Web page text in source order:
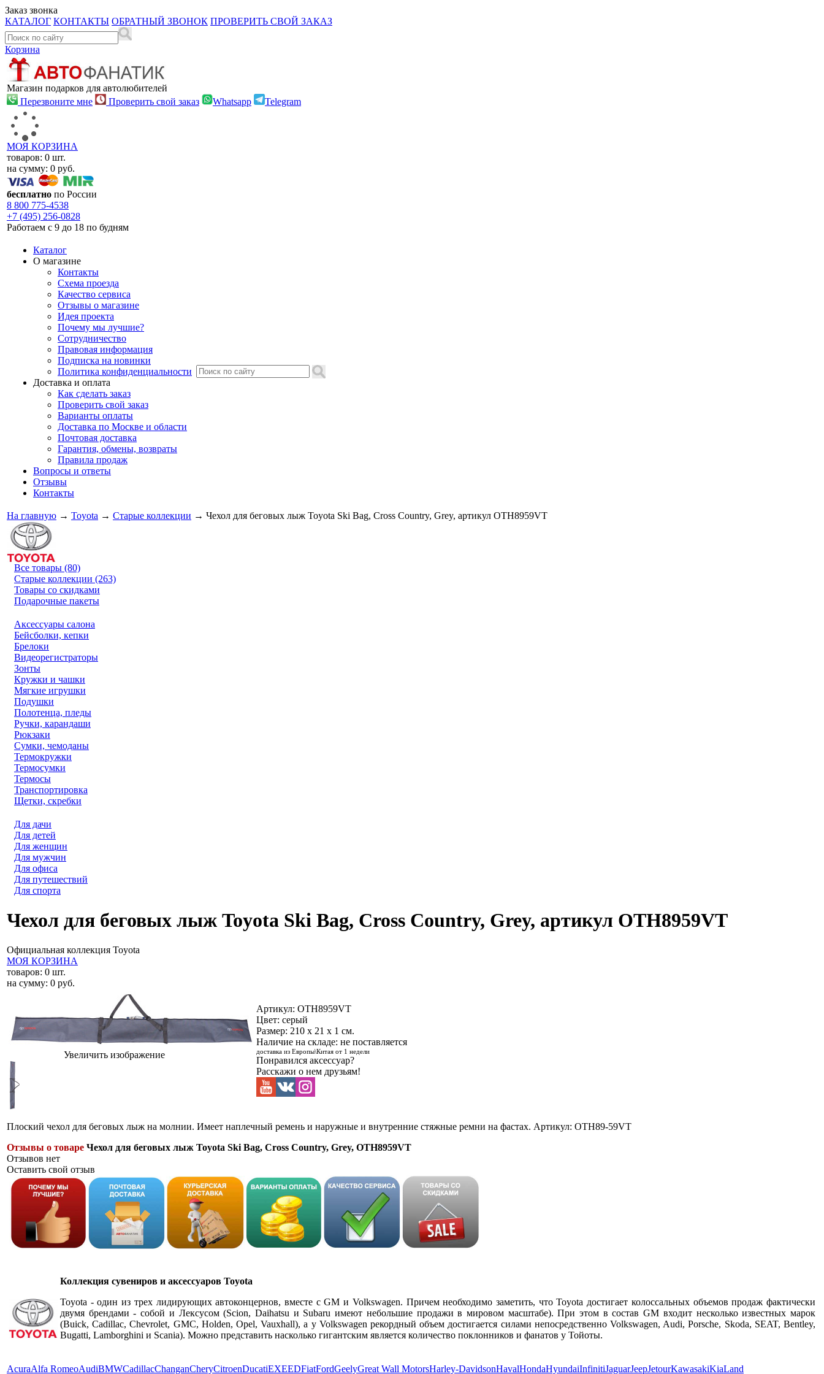
Заказ звонка
КАТАЛОГ КОНТАКТЫ ОБРАТНЫЙ ЗВОНОК ПРОВЕРИТЬ СВОЙ ЗАКАЗ
Корзина
Магазин подарков для автолюбителей
Перезвоните мне
Проверить свой заказ Whatsapp Telegram
МОЯ КОРЗИНА
товаров: 0 шт.
на сумму: 0 руб.
бесплатно по России
8 800 775-4538
+7 (495) 256-0828
Работаем с 9 до 18 по будням
Каталог
О магазине
Контакты
Схема проезда
Качество сервиса
Отзывы о магазине
Идея проекта
Почему мы лучшие?
Сотрудничество
Правовая информация
Подписка на новинки
Политика конфиденциальности
Доставка и оплата
Как сделать заказ
Проверить свой заказ
Варианты оплаты
Доставка по Москве и области
Почтовая доставка
Гарантия, обмены, возвраты
Правила продаж
Вопросы и ответы
Отзывы
Контакты
На главную → Toyota → Старые коллекции → Чехол для беговых лыж Toyota Ski Bag, Cross Country, Grey, артикул OTH8959VT
Все товары (80)
Старые коллекции (263)
Товары со скидками
Подарочные пакеты
Аксессуары салона
Бейсболки, кепки
Брелоки
Видеорегистраторы
Зонты
Кружки и чашки
Мягкие игрушки
Подушки
Полотенца, пледы
Ручки, карандаши
Рюкзаки
Сумки, чемоданы
Термокружки
Термосумки
Термосы
Транспортировка
Щетки, скребки
Для дачи
Для детей
Для женщин
Для мужчин
Для офиса
Для путешествий
Для спорта
Чехол для беговых лыж Toyota Ski Bag, Cross Country, Grey, артикул OTH8959VT
Официальная коллекция Toyota
МОЯ КОРЗИНА
товаров: 0 шт.
на сумму: 0 руб.
Увеличить изображение
Артикул: OTH8959VT
Цвет: серый
Размер: 210 х 21 х 1 см.
Наличие на складе: не поставляется
доставка из Европы\Китая от 1 недели
Понравился аксессуар?
Расскажи о нем друзьям!
Плоский чехол для беговых лыж на молнии. Имеет наплечный ремень и наружные и внутренние стяжные ремни на фастах. Артикул: OTH89-59VT
Отзывы о товаре Чехол для беговых лыж Toyota Ski Bag, Cross Country, Grey, OTH8959VT
Отзывов нет
Оставить свой отзыв
Коллекция сувениров и аксессуаров Toyota
Toyota - один из трех лидирующих автоконцернов, вместе с GM и Volkswagen. Причем необходимо заметить, что Toyota достигает колоссальных объемов продаж фактически
двумя брендами - собой и Лексусом (Scion, Daihatsu и Subaru имеют небольшие продажи в мировом масштабе). При этом в состав GM входит несколько известных марок
(Buick, Cadillac, Chevrolet, GMC, Holden, Opel, Vauxhall), а у Volkswagen рекордный объем достигается силами непосредственно Volkswagen, Audi, Porsche, Skoda, SEAT, Bentley,
Bugatti, Lamborghini и Scania). Можно представить насколько гигантским является количество поклонников и фанатов у Тойоты.
AcuraAlfa RomeoAudiBMWCadillacChanganCheryCitroenDucatiEXEEDFiatFordGeelyGreat Wall MotorsHarley-DavidsonHavalHondaHyundaiInfinitiJaguarJeepJetourKawasakiKiaLand